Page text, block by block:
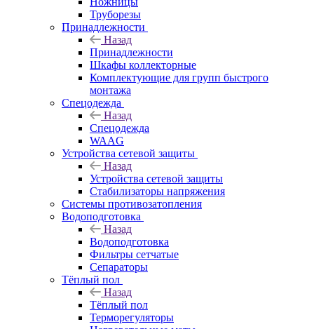
Труборезы
Принадлежности
Назад
Принадлежности
Шкафы коллекторные
Комплектующие для групп быстрого
монтажа
Спецодежда
Назад
Спецодежда
WAAG
Устройства сетевой защиты
Назад
Устройства сетевой защиты
Стабилизаторы напряжения
Системы противозатопления
Водоподготовка
Назад
Водоподготовка
Фильтры сетчатые
Сепараторы
Тёплый пол
Назад
Тёплый пол
Терморегуляторы